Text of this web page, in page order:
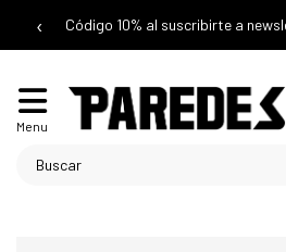
‹ Código 10% al suscribirte a
Menu